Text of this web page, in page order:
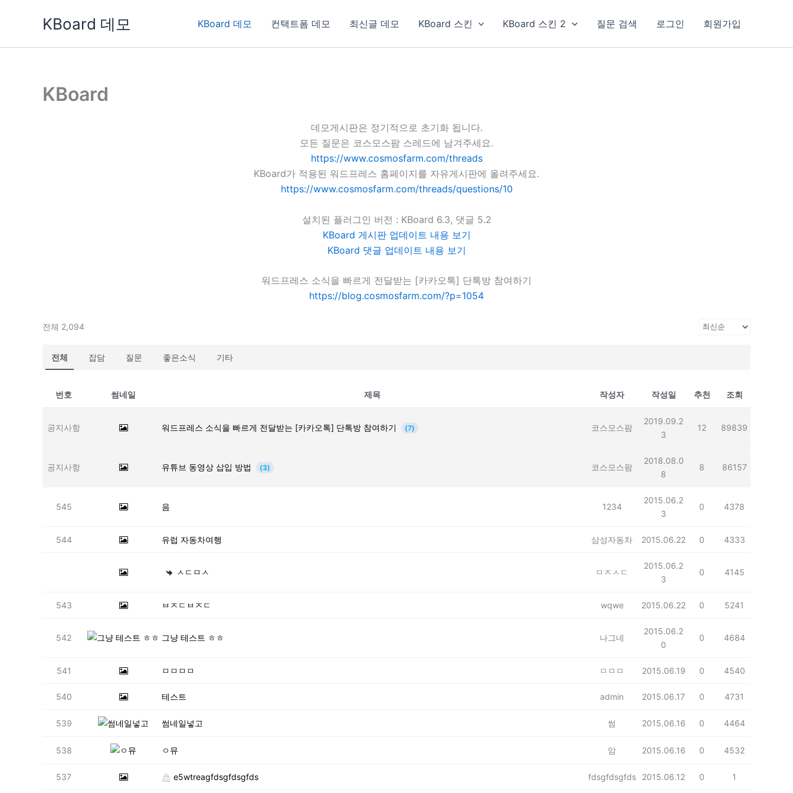
KBoard 데모 KBoard 데모 컨택트폼 데모 최신글 데모 KBoard 스킨 KBoard 스킨 2 질문 검색 로그인 회원가입
KBoard
데모게시판은 정기적으로 초기화 됩니다.
모든 질문은 코스모스팜 스레드에 남겨주세요.
https://www.cosmosfarm.com/threads
KBoard가 적용된 워드프레스 홈페이지를 자유게시판에 올려주세요.
https://www.cosmosfarm.com/threads/questions/10
설치된 플러그인 버전 : KBoard 6.3, 댓글 5.2
KBoard 게시판 업데이트 내용 보기
KBoard 댓글 업데이트 내용 보기
워드프레스 소식을 빠르게 전달받는 [카카오톡] 단톡방 참여하기
https://blog.cosmosfarm.com/?p=1054
전체 2,094
전체 잡담 질문 좋은소식 기타
번호 썸네일 제목 작성자 작성일 추천 조회
공지사항 워드프레스 소식을 빠르게 전달받는 [카카오톡] 단톡방 참여하기 (7) 코스모스팜
2019.09.2
3
12 89839
공지사항 유튜브 동영상 삽입 방법 (3) 코스모스팜
2018.08.0
8
8 86157
545 음 1234
2015.06.2
3
0 4378
544 유럽 자동차여행 삼성자동차 2015.06.22 0 4333
ㅅㄷㅁㅅ ㅁㅈㅅㄷ
2015.06.2
3
0 4145
543 ㅂㅈㄷㅂㅈㄷ wqwe 2015.06.22 0 5241
542 그냥 테스트 ㅎㅎ 나그네
2015.06.2
0
0 4684
541 ㅁㅁㅁㅁ ㅁㅁㅁ 2015.06.19 0 4540
540 테스트 admin 2015.06.17 0 4731
539 썸네일넣고 썸 2015.06.16 0 4464
538 ㅇ뮤 암 2015.06.16 0 4532
537 e5wtreagfdsgfdsgfds fdsgfdsgfds 2015.06.12 0 1